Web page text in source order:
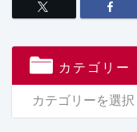
カテゴリー